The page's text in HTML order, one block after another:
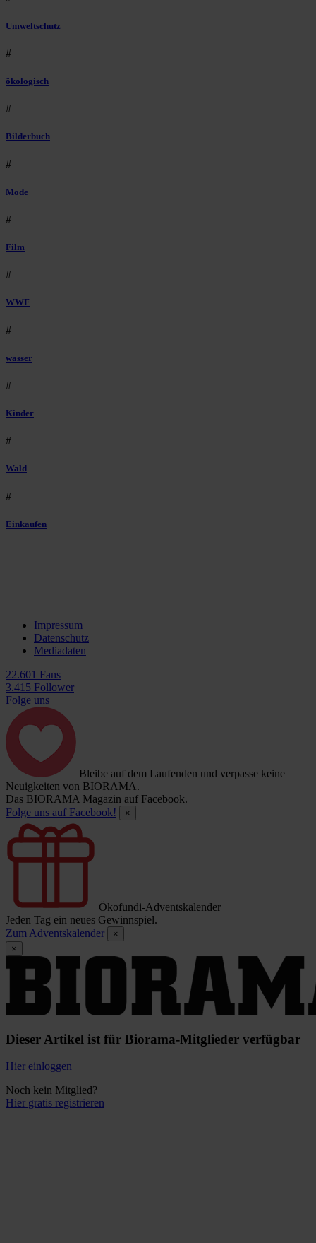
Umweltschutz
#
ökologisch
#
Bilderbuch
#
Mode
#
Film
#
WWF
#
wasser
#
Kinder
#
Wald
#
Einkaufen
Impressum
Datenschutz
Mediadaten
22.601 Fans
3.415 Follower
Folge uns
Bleibe auf dem Laufenden und verpasse keine
Neuigkeiten von BIORAMA.
Das BIORAMA Magazin auf Facebook.
Folge uns auf Facebook!
×
Ökofundi-Adventskalender
Jeden Tag ein neues Gewinnspiel.
Zum Adventskalender
×
×
Dieser Artikel ist für Biorama-Mitglieder verfügbar
Hier einloggen
Noch kein Mitglied?
Hier gratis registrieren